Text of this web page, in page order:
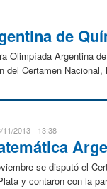
de
Olimpíada Argentina
del Certamen
11/2013 - 13:38
se disputó el
y contaron con la